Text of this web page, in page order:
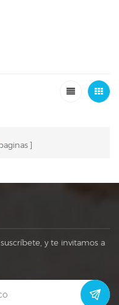
y te invitamos a